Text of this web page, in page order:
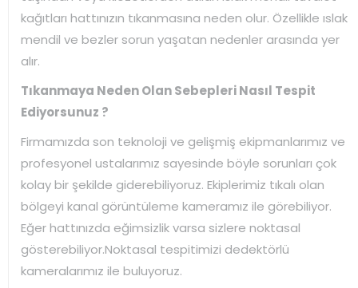
kağıtları hattınızın tıkanmasına neden olur. Özellikle ıslak
mendil ve bezler sorun yaşatan nedenler arasında yer
alır.
Tıkanmaya Neden Olan Sebepleri Nasıl Tespit
Ediyorsunuz ?
Firmamızda son teknoloji ve gelişmiş ekipmanlarımız ve
profesyonel ustalarımız sayesinde böyle sorunları çok
kolay bir şekilde giderebiliyoruz. Ekiplerimiz tıkalı olan
bölgeyi kanal görüntüleme kameramız ile görebiliyor.
Eğer hattınızda eğimsizlik varsa sizlere noktasal
gösterebiliyor.Noktasal tespitimizi dedektörlü
kameralarımız ile buluyoruz.